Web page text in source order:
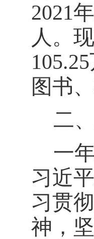
2021
人。
105.25
图书
二、
一
习近
习贯
神，